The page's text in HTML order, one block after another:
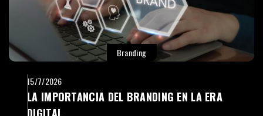
Branding
15/7/2026
LA IMPORTANCIA DEL BRANDING EN LA ERA
DIGITAL